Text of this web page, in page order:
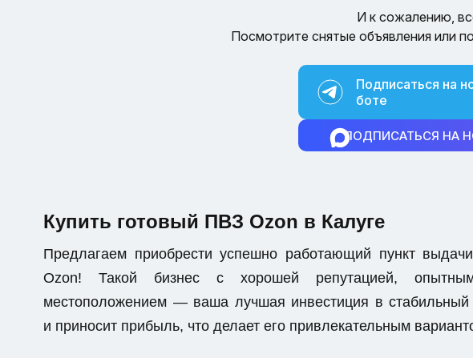
И к сожалению,
Посмотрите снятые объявления или
Подписаться на
боте
ПОДПИСАТЬСЯ НА
Купить готовый ПВЗ Ozon в Калуге
Предлагаем приобрести успешно работающий пункт
Ozon! Такой бизнес с хорошей репутацией,
местоположением — ваша лучшая инвестиция в
и приносит прибыль, что делает его привлекательным